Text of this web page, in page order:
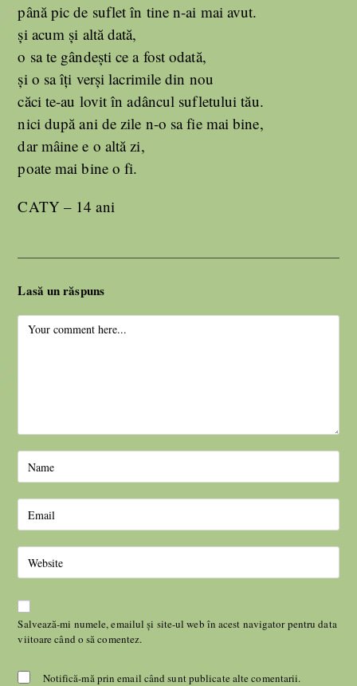
până pic de suflet în tine n-ai mai avut.
și acum și altă dată,
o sa te gândești ce a fost odată,
și o sa îți verși lacrimile din nou
căci te-au lovit în adâncul sufletului tău.
nici după ani de zile n-o sa fie mai bine,
dar mâine e o altă zi,
poate mai bine o fi.
CATY – 14 ani
Lasă un răspuns
Salvează-mi numele, emailul și site-ul web în acest navigator pentru data
viitoare când o să comentez.
Notifică-mă prin email când sunt publicate alte comentarii.